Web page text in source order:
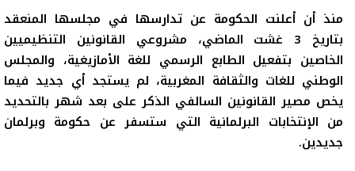
منذ أن أعلنت الحكومة عن تدارسها في مجلسها المنعقد
بتاريخ 3 غشت الماضي، مشروعي القانونين التنظيميين
الخاصين بتفعيل الطابع الرسمي للغة الأمازيغية، والمجلس
الوطني للغات والثقافة المغربية، لم يستجد أي جديد فيما
يخص مصير القانونين السالفي الذكر على بعد شهر بالتحديد
من الإنتخابات البرلمانية التي ستسفر عن حكومة وبرلمان
جديدين.